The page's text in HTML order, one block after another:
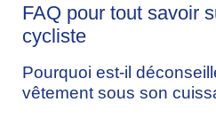
FAQ pour tout savoir
cycliste
Pourquoi est-il
vêtement sous son